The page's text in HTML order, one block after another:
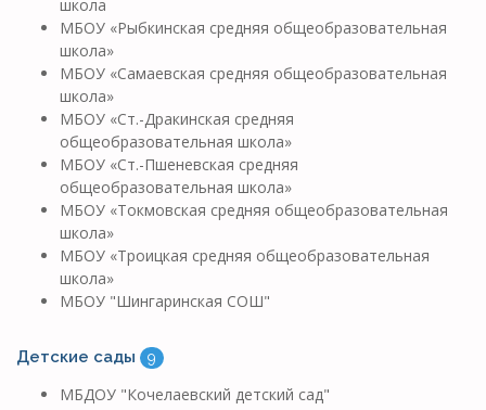
школа
МБОУ «Рыбкинская средняя общеобразовательная
школа»
МБОУ «Самаевская средняя общеобразовательная
школа»
МБОУ «Ст.-Дракинская средняя
общеобразовательная школа»
МБОУ «Ст.-Пшеневская средняя
общеобразовательная школа»
МБОУ «Токмовская средняя общеобразовательная
школа»
МБОУ «Троицкая средняя общеобразовательная
школа»
МБОУ "Шингаринская СОШ"
Детские сады 9
МБДОУ "Кочелаевский детский сад"